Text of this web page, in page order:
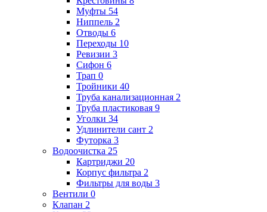
Муфты 54
Ниппель 2
Отводы 6
Переходы 10
Ревизии 3
Сифон 6
Трап 0
Тройники 40
Труба канализационная 2
Труба пластиковая 9
Уголки 34
Удлинители сант 2
Футорка 3
Водоочистка 25
Картриджи 20
Корпус фильтра 2
Фильтры для воды 3
Вентили 0
Клапан 2